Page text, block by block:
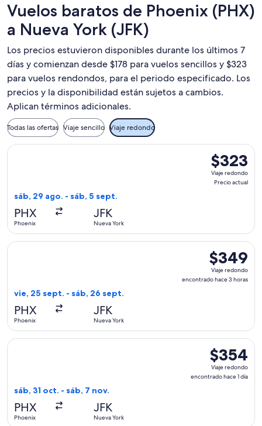
Vuelos baratos de Phoenix (PHX)
a Nueva York (JFK)
Los precios estuvieron disponibles durante los últimos 7
días y comienzan desde $178 para vuelos sencillos y $323
para vuelos rendondos, para el periodo especificado. Los
precios y la disponibilidad están sujetos a cambios.
Aplican términos adicionales.
Todas las ofertas Viaje sencillo Viaje redondo
$323
Viaje
redondo,
$323
Viaje redondo
Precio actual
sáb, 29 ago. - sáb, 5 sept.
PHX
Phoenix
JFK
Nueva York
Seleccionar vuelo de JetBlue Airways, con salida el sáb,
$349
Viaje
redondo,
$349
Viaje redondo
encontrado hace 3 horas
vie, 25 sept. - sáb, 26 sept.
PHX
Phoenix
JFK
Nueva York
Seleccionar vuelo de Alaska Airlines, con salida el vie, 25
$354
Viaje
redondo,
$354
Viaje redondo
encontrado hace 1 día
sáb, 31 oct. - sáb, 7 nov.
PHX
Phoenix
JFK
Nueva York
Seleccionar vuelo de JetBlue Airways, con salida el sáb, 31